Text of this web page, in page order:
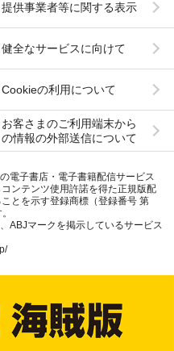
提供事業者等に関する表示
健全なサービスに向けて
Cookieの利用について
お客さまのご利用端末から
の情報の外部送信について
電子書店・電子書籍配信サービス
ンテンツ使用許諾を得た正規版配
とを示す登録商標（登録番号 第
ABJマークを掲示しているサービス